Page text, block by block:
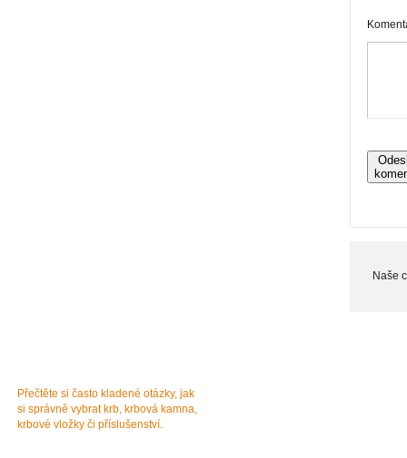
Naše
Přečtěte si často kladené otázky, jak
si správně vybrat krb, krbová kamna,
krbové vložky či příslušenství.